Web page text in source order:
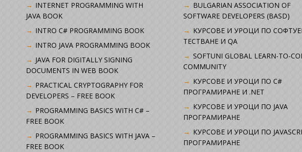
INTERNET PROGRAMMING WITH
JAVA BOOK
INTRO C# PROGRAMMING BOOK
INTRO JAVA PROGRAMMING BOOK
JAVA FOR DIGITALLY SIGNING
DOCUMENTS IN WEB BOOK
PRACTICAL CRYPTOGRAPHY FOR
DEVELOPERS – FREE BOOK
PROGRAMMING BASICS WITH C# –
FREE BOOK
PROGRAMMING BASICS WITH JAVA –
FREE BOOK
BULGARIAN ASSOCIATION OF
SOFTWARE DEVELOPERS (BASD)
KУРСОВЕ И УРОЦИ ПО
ТЕСТВАНЕ И QA
SOFTUNI GLOBAL LEARN-TO-
COMMUNITY
КУРСОВЕ И УРОЦИ ПО C#
ПРОГРАМИРАНЕ И .NET
КУРСОВЕ И УРОЦИ ПО JAVA
ПРОГРАМИРАНЕ
КУРСОВЕ И УРОЦИ ПО
ПРОГРАМИРАНЕ